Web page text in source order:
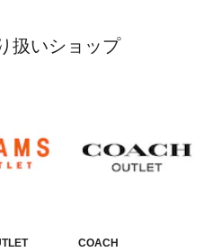
扱いショップ
COACH